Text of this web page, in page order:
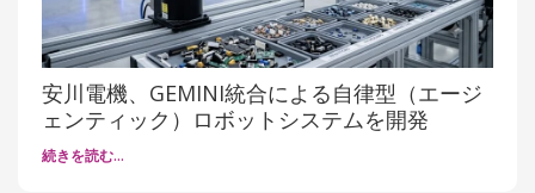
安川電機、GEMINI統合による自律型（エージ
ェンティック）ロボットシステムを開発
続きを読む…